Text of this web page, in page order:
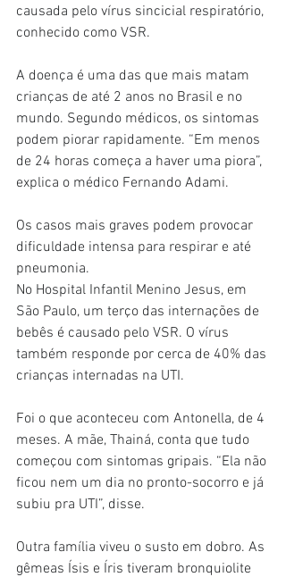
causada pelo vírus sincicial respiratório,
conhecido como VSR.
A doença é uma das que mais matam
crianças de até 2 anos no Brasil e no
mundo. Segundo médicos, os sintomas
podem piorar rapidamente. “Em menos
de 24 horas começa a haver uma piora”,
explica o médico Fernando Adami.
Os casos mais graves podem provocar
dificuldade intensa para respirar e até
pneumonia.
No Hospital Infantil Menino Jesus, em
São Paulo, um terço das internações de
bebês é causado pelo VSR. O vírus
também responde por cerca de 40% das
crianças internadas na UTI.
Foi o que aconteceu com Antonella, de 4
meses. A mãe, Thainá, conta que tudo
começou com sintomas gripais. “Ela não
ficou nem um dia no pronto-socorro e já
subiu pra UTI”, disse.
Outra família viveu o susto em dobro. As
gêmeas Ísis e Íris tiveram bronquiolite